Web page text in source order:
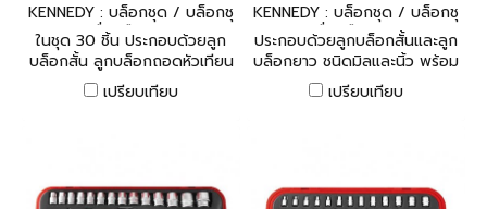
KENNEDY : บล็อกชุด / บล็อกชุ
ดพร้อมเครื่องมือ KEN-582-61
70K
ในชุด 30 ชิ้น ประกอบด้วยลูก
บล็อกสั้น ลูกบล็อกถอดหัวเทียน
ลูกบล็อกหัวไขควง ด้ามและข้อ
ต่อในชุด
เปรียบเทียบ
KENNEDY : บล็อกชุด / บล็อกชุ
ดพร้อมเครื่องมือ KEN-582-49
02K
ประกอบด้วยลูกบล็อกสั้นและลูก
บล็อกยาว ชนิดมิลและนิ้ว พร้อม
ด้ามและข้อต่อในชุด 51 ชิ้น
เปรียบเทียบ